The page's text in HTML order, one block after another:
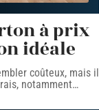
à prix
idéale
coûteux, mais il
notamment…